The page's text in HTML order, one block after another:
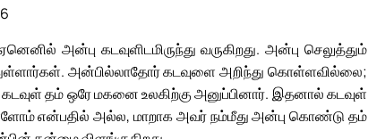
அன்பு கடவுளிடமிருந்து வருகிறது. அன்பு செலுத்தும்
அன்பில்லாதோர் கடவுளை அறிந்து கொள்ளவில்லை;
தம் ஒரே மகனை உலகிற்கு அனுப்பினார். இதனால் கடவுள்
என்பதில் அல்ல, மாறாக அவர் நம்மீது அன்பு கொண்டு தம்
Follow us on Facebook